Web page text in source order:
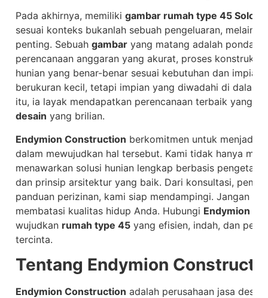
Pada akhirnya, memiliki gambar rumah type 45 Solok
sesuai konteks bukanlah sebuah pengeluaran,
penting. Sebuah gambar yang matang adalah pondasi
perencanaan anggaran yang akurat, proses konstruksi
hunian yang benar-benar sesuai kebutuhan dan impian.
berukuran kecil, tetapi impian yang diwadahi di
itu, ia layak mendapatkan perencanaan terbaik yang
desain yang brilian.
Endymion Construction berkomitmen untuk menjadi
dalam mewujudkan hal tersebut. Kami tidak hanya
menawarkan solusi hunian lengkap berbasis
dan prinsip arsitektur yang baik. Dari konsultasi,
panduan perizinan, kami siap mendampingi. Jangan
membatasi kualitas hidup Anda. Hubungi Endymion
wujudkan rumah type 45 yang efisien, indah, dan
tercinta.
Tentang Endymion
Endymion Construction adalah perusahaan jasa